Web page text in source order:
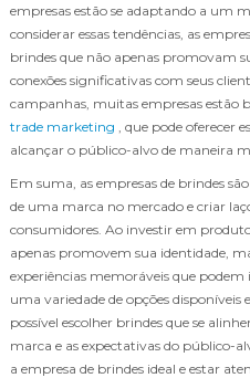
empresas estão se adaptando a um
considerar essas tendências, as
brindes que não apenas promovam
conexões significativas com seus
campanhas, muitas empresas estão
trade marketing
, que pode oferecer
alcançar o público-alvo de maneira
Em suma, as empresas de brindes
de uma marca no mercado e criar
consumidores. Ao investir em
apenas promovem sua identidade,
experiências memoráveis que
uma variedade de opções disponíveis
possível escolher brindes que se
marca e as expectativas do público-
a empresa de brindes ideal e estar